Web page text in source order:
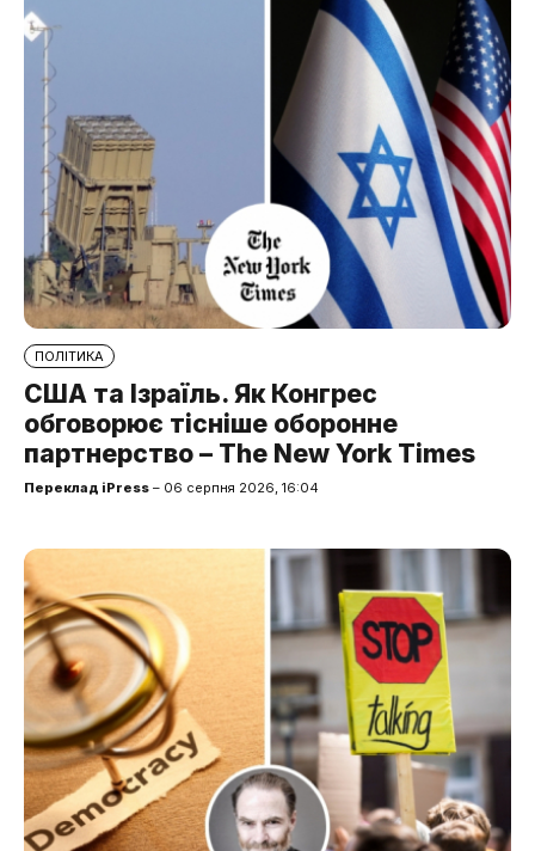
ПОЛІТИКА
США та Ізраїль. Як Конгрес
обговорює тісніше оборонне
партнерство – The New York Times
Переклад iPress – 06 серпня 2026, 16:04